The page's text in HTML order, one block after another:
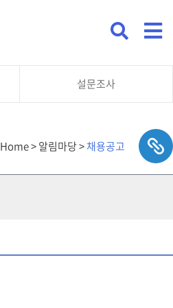
설문조사
Home > 알림마당 >채용공고